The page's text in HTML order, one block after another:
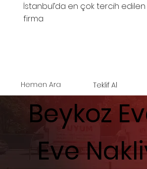
İstanbul’da en çok tercih edilen
firma
Hemen Ara Teklif Al
Beykoz
Eve